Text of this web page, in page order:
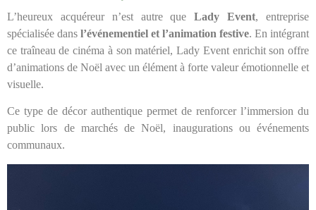
L’heureux acquéreur n’est autre queLady Event, entreprise
spécialisée dans l’événementiel et l’animation festive. En intégrant
ce traîneau de cinéma à son matériel, Lady Event enrichit son offre
d’animations de Noël avec un élément à forte valeur émotionnelle et
visuelle.
Ce type de décor authentique permet de renforcer l’immersion du
public lors de marchés de Noël, inaugurations ou événements
communaux.